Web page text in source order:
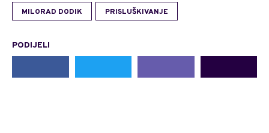
MILORAD DODIK PRISLUŠKIVANJE
PODIJELI